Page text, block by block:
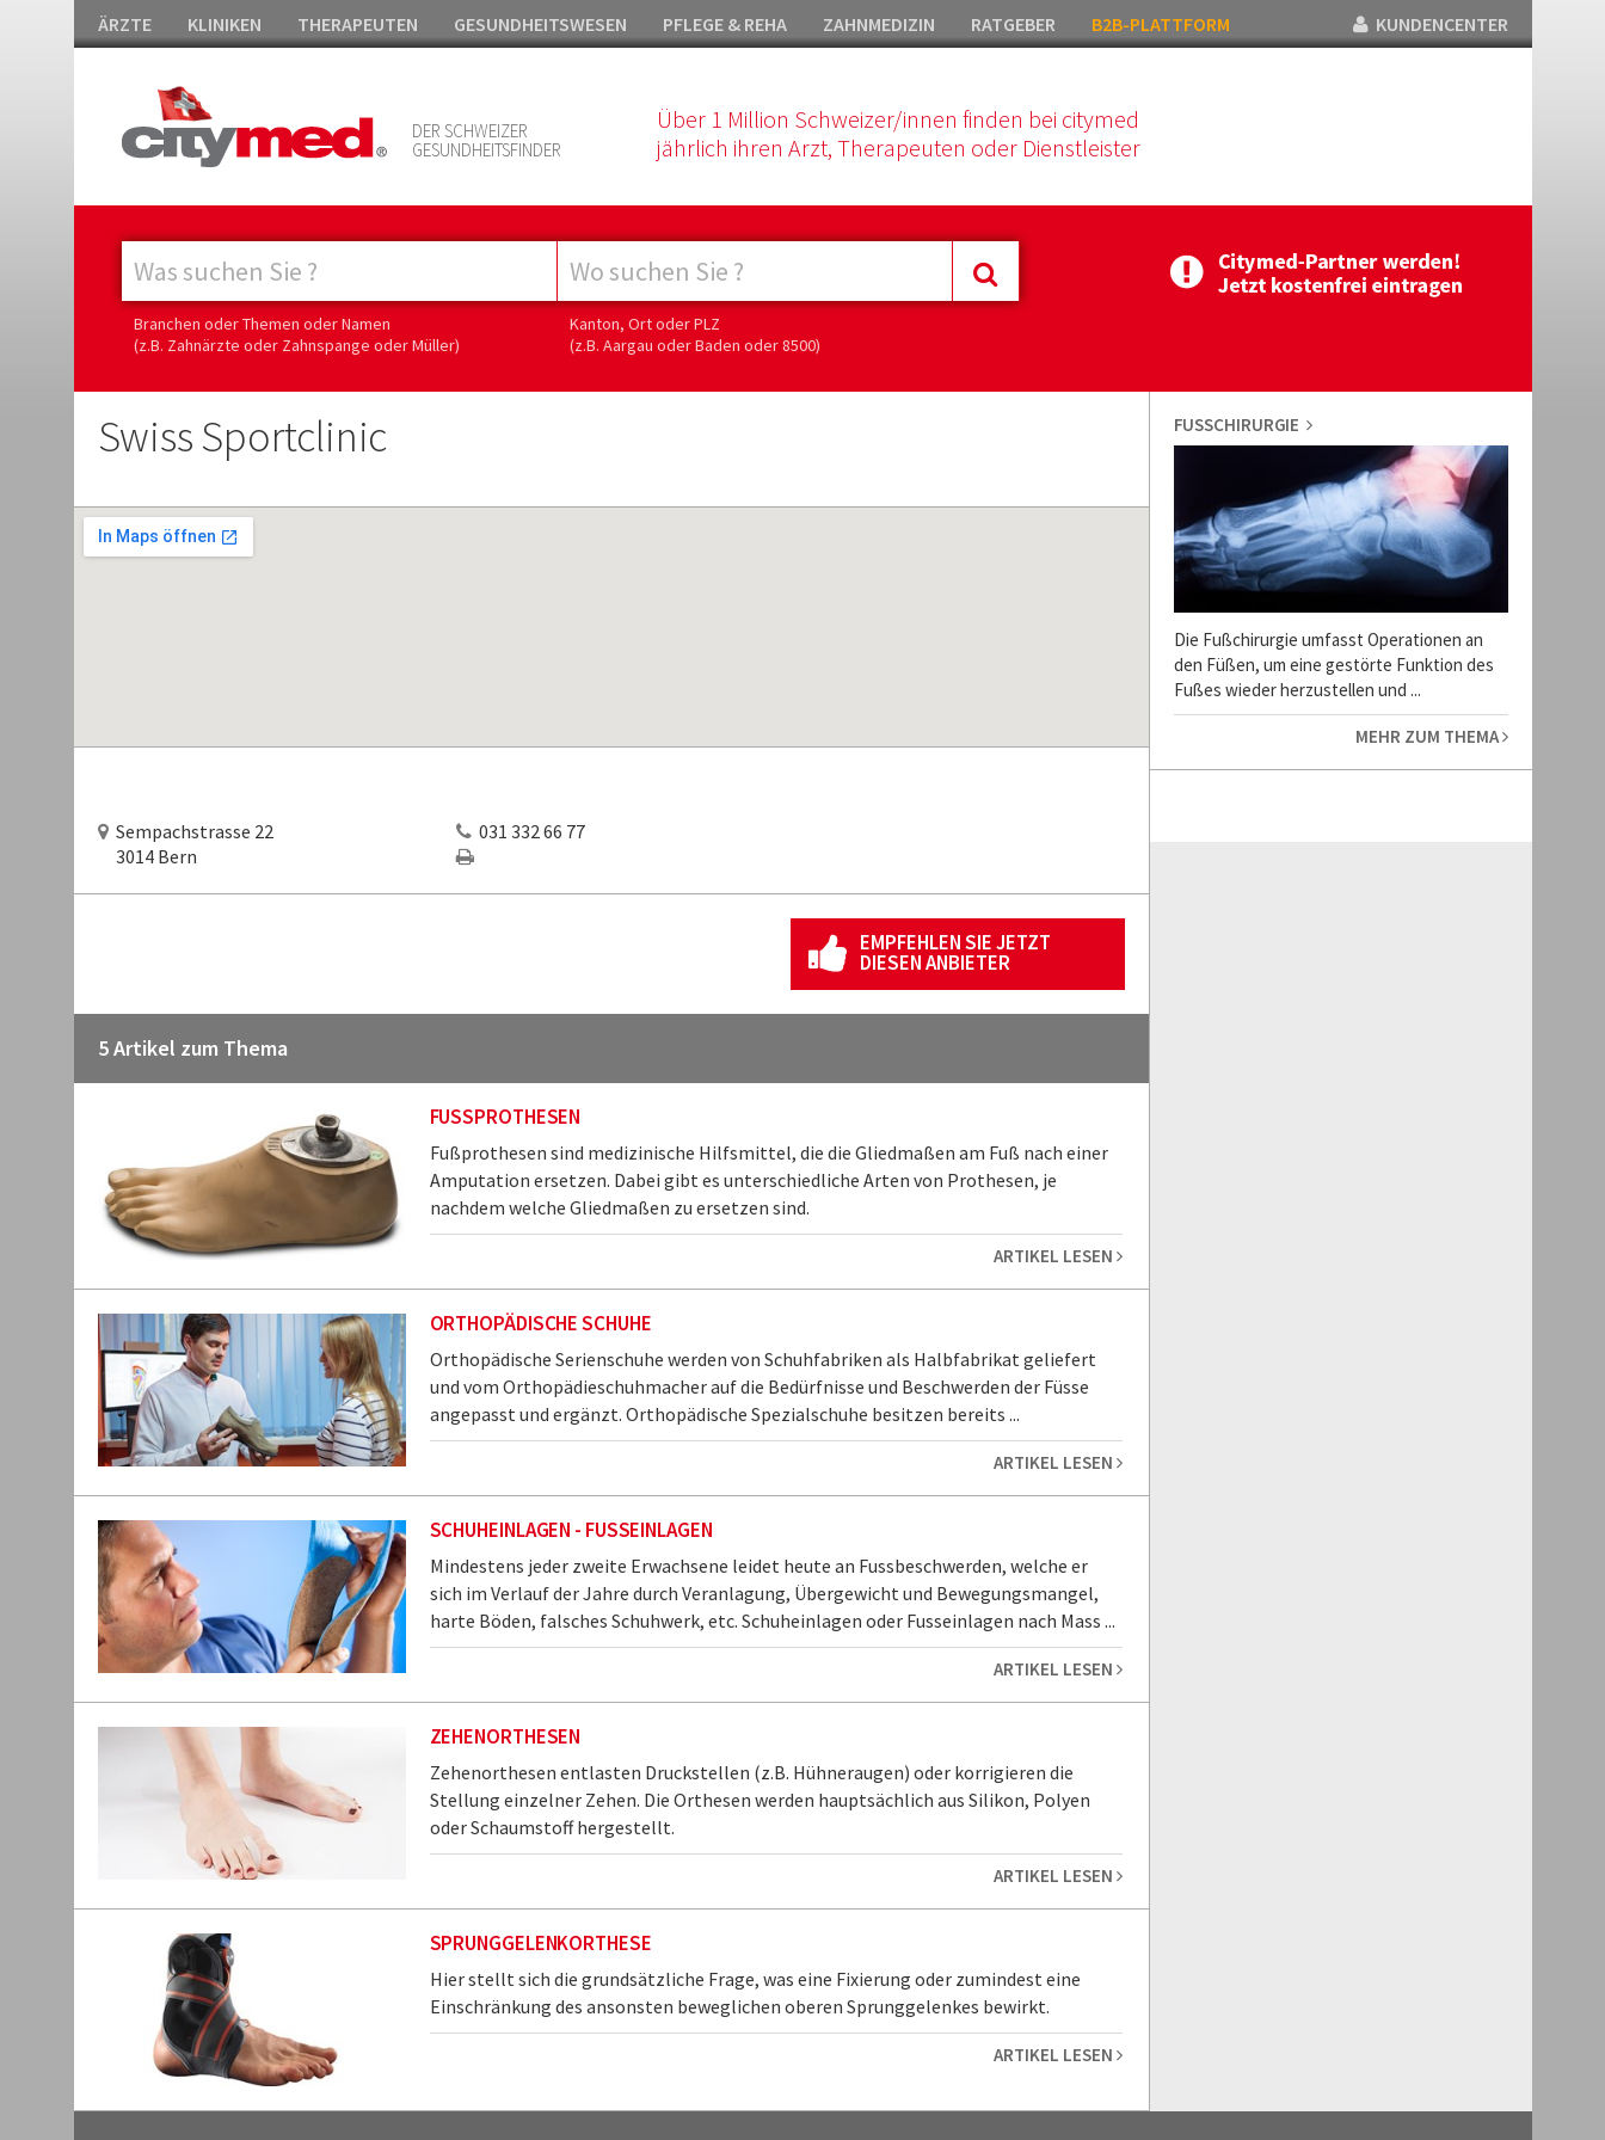
ÄRZTE KLINIKEN THERAPEUTEN GESUNDHEITSWESEN PFLEGE & REHA ZAHNMEDIZIN RATGEBER B2B-PLATTFORM KUNDENCENTER
DER SCHWEIZER
GESUNDHEITSFINDER
Über 1 Million Schweizer/innen finden bei citymed
jährlich ihren Arzt, Therapeuten oder Dienstleister
Branchen oder Themen oder Namen
(z.B. Zahnärzte oder Zahnspange oder Müller)
Kanton, Ort oder PLZ
(z.B. Aargau oder Baden oder 8500)
Swiss Sportclinic
Sempachstrasse 22
3014 Bern
031 332 66 77
EMPFEHLEN SIE JETZT
DIESEN ANBIETER
5 Artikel zum Thema
FUSSPROTHESEN
Fußprothesen sind medizinische Hilfsmittel, die die Gliedmaßen am Fuß nach einer
Amputation ersetzen. Dabei gibt es unterschiedliche Arten von Prothesen, je
nachdem welche Gliedmaßen zu ersetzen sind.
ARTIKEL LESEN
ORTHOPÄDISCHE SCHUHE
Orthopädische Serienschuhe werden von Schuhfabriken als Halbfabrikat geliefert
und vom Orthopädieschuhmacher auf die Bedürfnisse und Beschwerden der Füsse
angepasst und ergänzt. Orthopädische Spezialschuhe besitzen bereits ...
ARTIKEL LESEN
SCHUHEINLAGEN - FUSSEINLAGEN
Mindestens jeder zweite Erwachsene leidet heute an Fussbeschwerden, welche er
sich im Verlauf der Jahre durch Veranlagung, Übergewicht und Bewegungsmangel,
harte Böden, falsches Schuhwerk, etc. Schuheinlagen oder Fusseinlagen nach Mass ...
ARTIKEL LESEN
ZEHENORTHESEN
Zehenorthesen entlasten Druckstellen (z.B. Hühneraugen) oder korrigieren die
Stellung einzelner Zehen. Die Orthesen werden hauptsächlich aus Silikon, Polyen
oder Schaumstoff hergestellt.
ARTIKEL LESEN
SPRUNGGELENKORTHESE
Hier stellt sich die grundsätzliche Frage, was eine Fixierung oder zumindest eine
Einschränkung des ansonsten beweglichen oberen Sprunggelenkes bewirkt.
ARTIKEL LESEN
FUSSCHIRURGIE
Die Fußchirurgie umfasst Operationen an
den Füßen, um eine gestörte Funktion des
Fußes wieder herzustellen und ...
MEHR ZUM THEMA